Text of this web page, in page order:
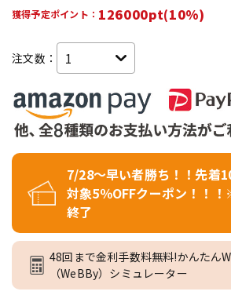
獲得予定ポイント： 126000pt(10%)
注文数：
7/28～早い者勝ち！！先着
対象5％OFFクーポン！！
終了
48回まで金利手数料無料!かんたん
（WeBBy）シミュレーター